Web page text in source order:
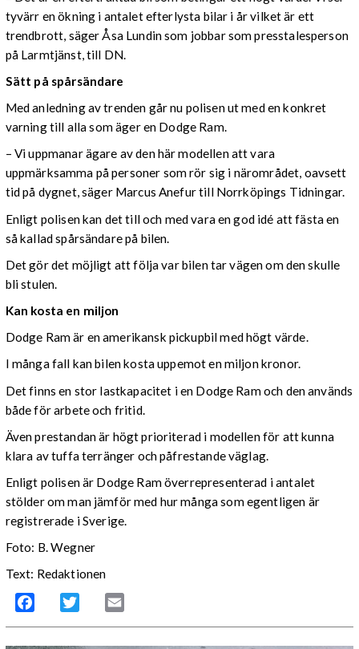
tyvärr en ökning i antalet efterlysta bilar i år vilket är ett
trendbrott, säger Åsa Lundin som jobbar som presstalesperson
på Larmtjänst, till DN.
Sätt på spårsändare
Med anledning av trenden går nu polisen ut med en konkret
varning till alla som äger en Dodge Ram.
– Vi uppmanar ägare av den här modellen att vara
uppmärksamma på personer som rör sig i närområdet, oavsett
tid på dygnet, säger Marcus Anefur till Norrköpings Tidningar.
Enligt polisen kan det till och med vara en god idé att fästa en
så kallad spårsändare på bilen.
Det gör det möjligt att följa var bilen tar vägen om den skulle
bli stulen.
Kan kosta en miljon
Dodge Ram är en amerikansk pickupbil med högt värde.
I många fall kan bilen kosta uppemot en miljon kronor.
Det finns en stor lastkapacitet i en Dodge Ram och den används
både för arbete och fritid.
Även prestandan är högt prioriterad i modellen för att kunna
klara av tuffa terränger och påfrestande väglag.
Enligt polisen är Dodge Ram överrepresenterad i antalet
stölder om man jämför med hur många som egentligen är
registrerade i Sverige.
Foto: B. Wegner
Text: Redaktionen
Facebook Twitter